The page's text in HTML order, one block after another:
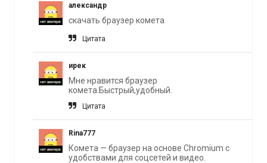
александр
скачать браузер комета
Цитата
ирек
Мне нравится браузер
комета.Быстрый,удобный.
Цитата
Rina777
Комета — браузер на основе Chromium с
удобствами для соцсетей и видео.